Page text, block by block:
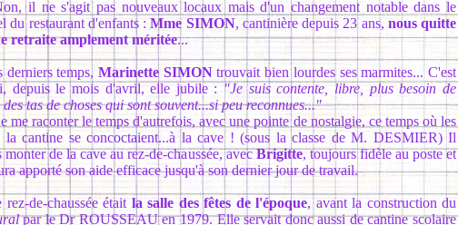
s'agit pas nouveaux locaux mais d'un changement notable dans le
du restaurant d'enfants :Mme SIMON, cantinière depuis 23 ans, nous quitte
retraite amplement méritée...
temps,Marinette SIMONtrouvait bien lourdes ses marmites... C'est
depuis le mois d'avril, elle jubile : "Je suis contente, libre, plus besoin de
tas de choses qui sont souvent...si peu reconnues..."
raconter le temps d'autrefois, avec une pointe de nostalgie, ce temps où les
la cantine se concoctaient...à la cave ! (sous la classe de M. DESMIER) Il
monter de la cave au rez-de-chaussée, avecBrigitte, toujours fidèle au poste et
apporté son aide efficace jusqu'à son dernier jour de travail.
chaussée était la salle des fêtes de l'époque, avant la construction du
par le Dr ROUSSEAU en 1979. Elle servait donc aussi de cantine scolaire